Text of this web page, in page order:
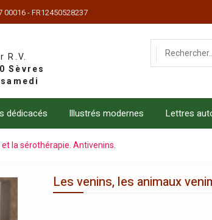
00016 - FR12450528237
dédicacés Illustrés modernes Lettres
la sérothérapie. Antivenins.
Les venins, les animaux